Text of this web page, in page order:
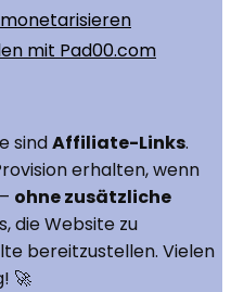
mit Pad00.com
sindAffiliate-Links.
erhalten, wenn
ohne zusätzliche
die Website zu
bereitzustellen. Vielen
🚀